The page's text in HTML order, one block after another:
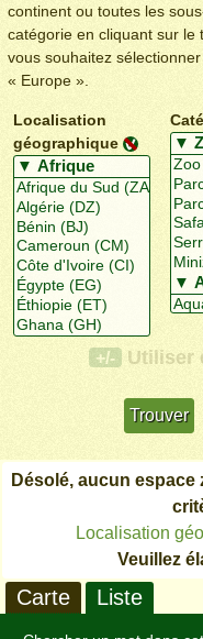
continent ou toutes les
catégorie en cliquant sur le
vous souhaitez
« Europe ».
Localisation
géographique
+/- Utiliser
Désolé, aucun
Localisation
Veuillez
Carte Liste